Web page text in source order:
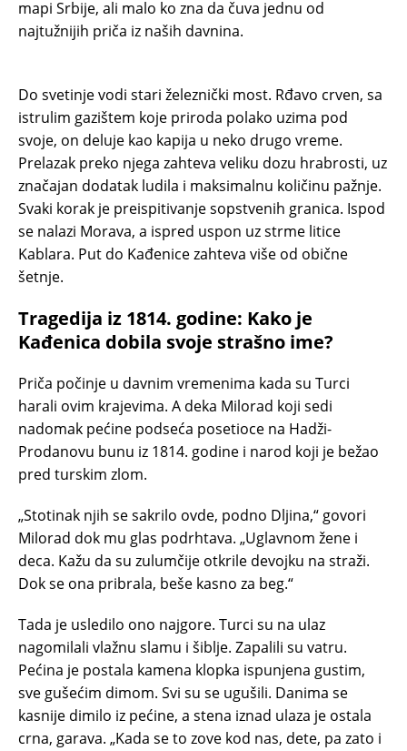
mapi Srbije, ali malo ko zna da čuva jednu od
najtužnijih priča iz naših davnina.
Do svetinje vodi stari železnički most. Rđavo crven, sa
istrulim gazištem koje priroda polako uzima pod
svoje, on deluje kao kapija u neko drugo vreme.
Prelazak preko njega zahteva veliku dozu hrabrosti, uz
značajan dodatak ludila i maksimalnu količinu pažnje.
Svaki korak je preispitivanje sopstvenih granica. Ispod
se nalazi Morava, a ispred uspon uz strme litice
Kablara. Put do Kađenice zahteva više od obične
šetnje.
Tragedija iz 1814. godine: Kako je
Kađenica dobila svoje strašno ime?
Priča počinje u davnim vremenima kada su Turci
harali ovim krajevima. A deka Milorad koji sedi
nadomak pećine podseća posetioce na Hadži-
Prodanovu bunu iz 1814. godine i narod koji je bežao
pred turskim zlom.
„Stotinak njih se sakrilo ovde, podno Dljina,“ govori
Milorad dok mu glas podrhtava. „Uglavnom žene i
deca. Kažu da su zulumčije otkrile devojku na straži.
Dok se ona pribrala, beše kasno za beg.“
Tada je usledilo ono najgore. Turci su na ulaz
nagomilali vlažnu slamu i šiblje. Zapalili su vatru.
Pećina je postala kamena klopka ispunjena gustim,
sve gušećim dimom. Svi su se ugušili. Danima se
kasnije dimilo iz pećine, a stena iznad ulaza je ostala
crna, garava. „Kada se to zove kod nas, dete, pa zato i